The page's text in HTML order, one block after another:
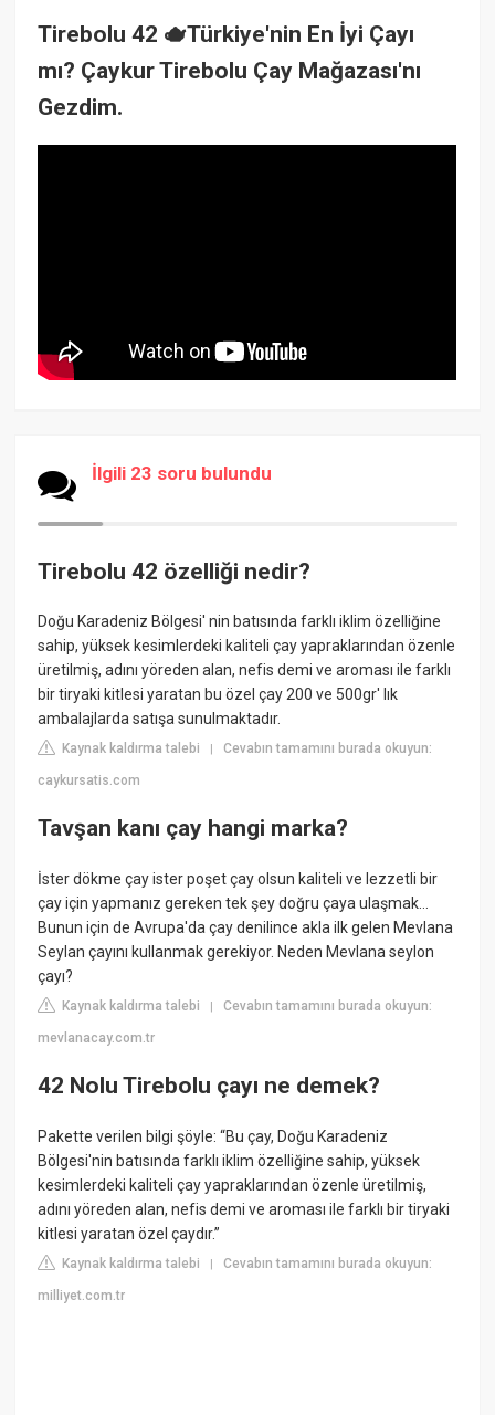
Tirebolu 42 🫖Türkiye'nin En İyi Çayı
mı? Çaykur Tirebolu Çay Mağazası'nı
Gezdim.
İlgili 23 soru bulundu
Tirebolu 42 özelliği nedir?
Doğu Karadeniz Bölgesi' nin batısında farklı iklim özelliğine
sahip, yüksek kesimlerdeki kaliteli çay yapraklarından özenle
üretilmiş, adını yöreden alan, nefis demi ve aroması ile farklı
bir tiryaki kitlesi yaratan bu özel çay 200 ve 500gr' lık
ambalajlarda satışa sunulmaktadır.
Kaynak kaldırma talebi |Cevabın tamamını burada okuyun:
caykursatis.com
Tavşan kanı çay hangi marka?
İster dökme çay ister poşet çay olsun kaliteli ve lezzetli bir
çay için yapmanız gereken tek şey doğru çaya ulaşmak…
Bunun için de Avrupa'da çay denilince akla ilk gelen Mevlana
Seylan çayını kullanmak gerekiyor. Neden Mevlana seylon
çayı?
Kaynak kaldırma talebi |Cevabın tamamını burada okuyun:
mevlanacay.com.tr
42 Nolu Tirebolu çayı ne demek?
Pakette verilen bilgi şöyle: “Bu çay, Doğu Karadeniz
Bölgesi'nin batısında farklı iklim özelliğine sahip, yüksek
kesimlerdeki kaliteli çay yapraklarından özenle üretilmiş,
adını yöreden alan, nefis demi ve aroması ile farklı bir tiryaki
kitlesi yaratan özel çaydır.”
Kaynak kaldırma talebi |Cevabın tamamını burada okuyun:
milliyet.com.tr